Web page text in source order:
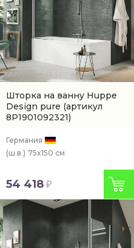
Шторка на ванну Huppe
Design pure (артикул
8P1901092321)
Германия
(ш.в.) 75x150 см
54 418